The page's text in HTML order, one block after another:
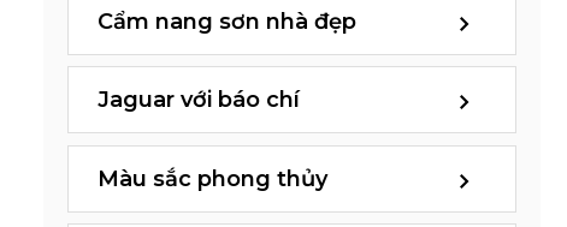
Cẩm nang sơn nhà đẹp
Jaguar với báo chí
Màu sắc phong thủy